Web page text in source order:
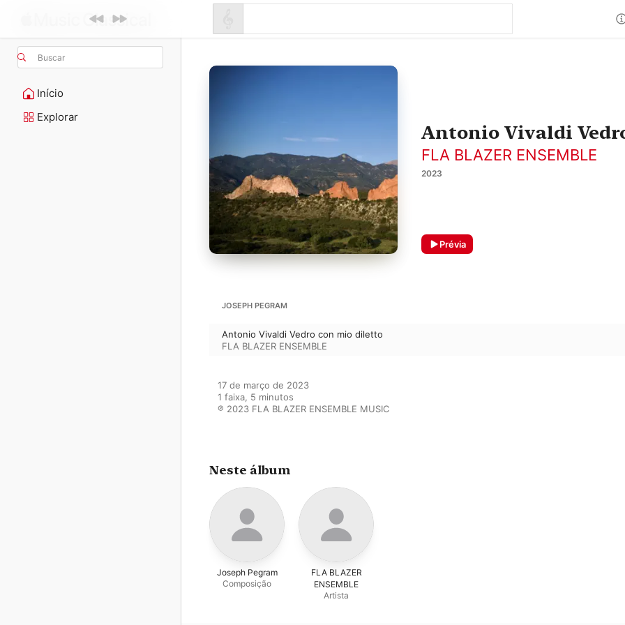
Buscar
Início
Explorar
Antonio Vivaldi
FLA BLAZER ENSEMBLE
2023
Prévia
JOSEPH PEGRAM
Antonio Vivaldi Vedro con mio diletto
FLA BLAZER ENSEMBLE
17 de março de 2023
1 faixa, 5 minutos
℗ 2023 FLA BLAZER ENSEMBLE MUSIC
Neste álbum
Joseph Pegram
Composição
FLA BLAZER
ENSEMBLE
Artista